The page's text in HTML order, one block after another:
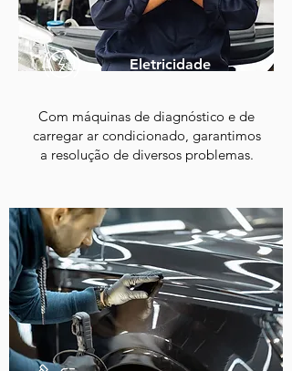
Eletricidade
Com máquinas de diagnóstico e de
carregar ar condicionado, garantimos
a resolução de diversos problemas.